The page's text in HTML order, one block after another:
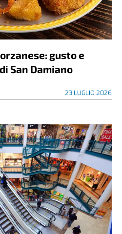
gusto e
San Damiano
23 LUGLIO 2026